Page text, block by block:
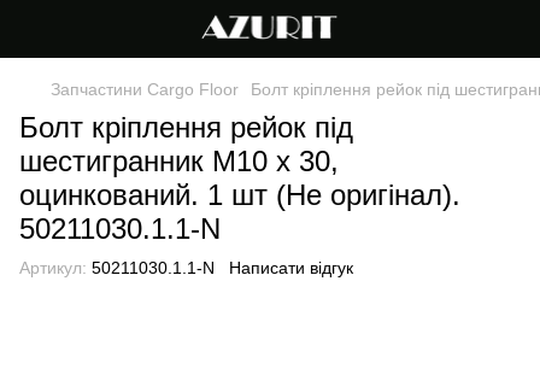
Запчастини Cargo Floor Болт кріплення рейок під
Болт кріплення рейок під
шестигранник M10 x 30,
оцинкований. 1 шт (Не оригінал).
50211030.1.1-N
Артикул: 50211030.1.1-N Написати відгук